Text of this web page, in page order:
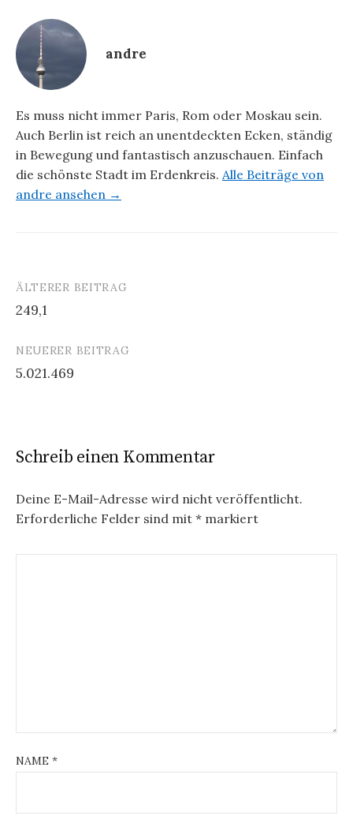
andre
Es muss nicht immer Paris, Rom oder Moskau sein.
Auch Berlin ist reich an unentdeckten Ecken, ständig
in Bewegung und fantastisch anzuschauen. Einfach
die schönste Stadt im Erdenkreis. Alle Beiträge von
andre ansehen →
Beitrags-
Navigation
ÄLTERER BEITRAG
249,1
NEUERER BEITRAG
5.021.469
Schreib einen Kommentar
Deine E-Mail-Adresse wird nicht veröffentlicht.
Erforderliche Felder sind mit * markiert
NAME *